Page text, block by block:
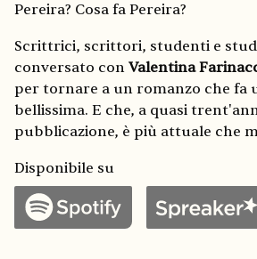
Pereira? Cosa fa Pereira?
Scrittrici, scrittori, studenti e
conversato con Valentina
per tornare a un romanzo che fa
bellissima. E che, a quasi
pubblicazione, è più attuale che
Disponibile su